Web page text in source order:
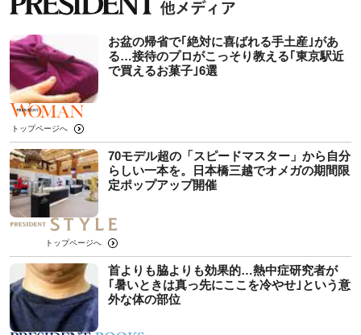
お盆の帰省で｢絶対に喜ばれる手土産｣があ
る…接待のプロがこっそり教える｢東京駅近
で買えるお菓子｣6選
トップページへ
70モデル超の「スピードマスター」から自分
らしい一本を。日本橋三越でオメガの期間限
定ポップアップ開催
トップページへ
首よりも脇よりも効果的…熱中症研究者が
｢暑いときは真っ先にここを冷やせ｣という意
外な体の部位